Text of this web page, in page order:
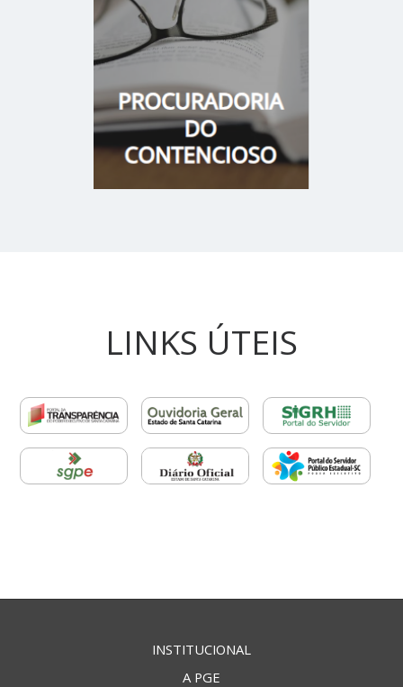
LINKS ÚTEIS
INSTITUCIONAL
A PGE